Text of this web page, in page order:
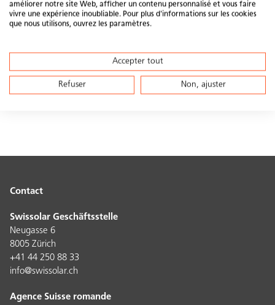
energiebüro® ag
Siège principal, 8005 Zürich
Contact
Swissolar Geschäftsstelle
Neugasse 6
8005 Zürich
+41 44 250 88 33
info@swissolar.ch
Agence Suisse romande
améliorer notre site Web, afficher un contenu personnalisé et vous faire
vivre une expérience inoubliable. Pour plus d'informations sur les cookies
que nous utilisons, ouvrez les paramètres.
Accepter tout
Refuser Non, ajuster